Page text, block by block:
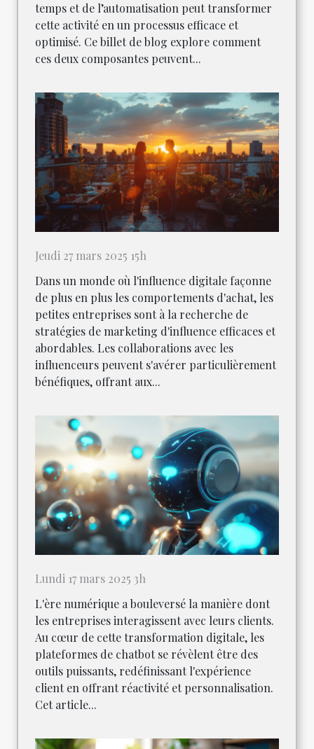
temps et de l’automatisation peut transformer
cette activité en un processus efficace et
optimisé. Ce billet de blog explore comment
ces deux composantes peuvent...
Jeudi 27 mars 2025 15h
Dans un monde où l'influence digitale façonne
de plus en plus les comportements d'achat, les
petites entreprises sont à la recherche de
stratégies de marketing d'influence efficaces et
abordables. Les collaborations avec les
influenceurs peuvent s'avérer particulièrement
bénéfiques, offrant aux...
Lundi 17 mars 2025 3h
L'ère numérique a bouleversé la manière dont
les entreprises interagissent avec leurs clients.
Au cœur de cette transformation digitale, les
plateformes de chatbot se révèlent être des
outils puissants, redéfinissant l'expérience
client en offrant réactivité et personnalisation.
Cet article...